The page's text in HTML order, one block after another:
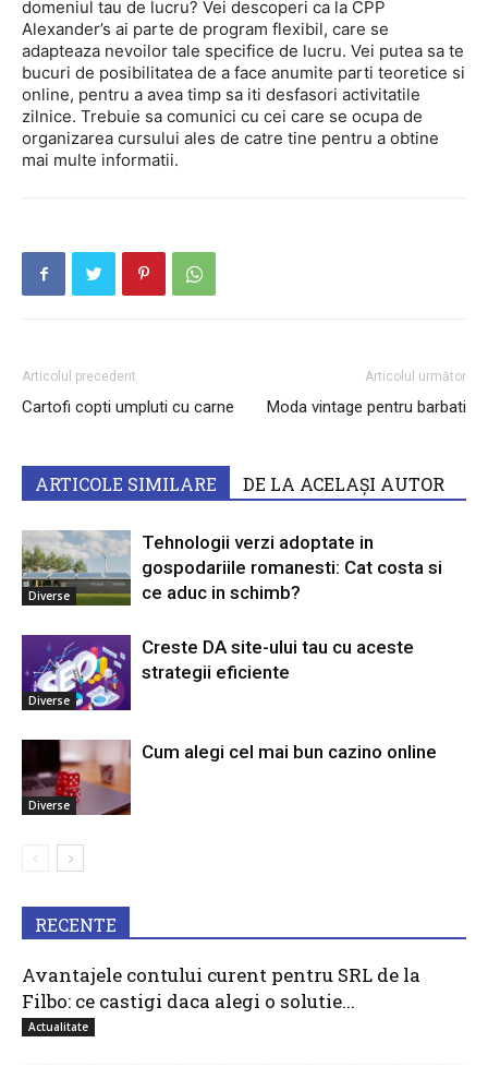
domeniul tau de lucru? Vei descoperi ca la CPP
Alexander’s ai parte de program flexibil, care se
adapteaza nevoilor tale specifice de lucru. Vei putea sa te
bucuri de posibilitatea de a face anumite parti teoretice si
online, pentru a avea timp sa iti desfasori activitatile
zilnice. Trebuie sa comunici cu cei care se ocupa de
organizarea cursului ales de catre tine pentru a obtine
mai multe informatii.
Articolul precedent
Cartofi copti umpluti cu carne
Articolul următor
Moda vintage pentru barbati
ARTICOLE SIMILARE DE LA ACELAȘI AUTOR
Diverse
Tehnologii verzi adoptate in
gospodariile romanesti: Cat costa si
ce aduc in schimb?
Diverse
Creste DA site-ului tau cu aceste
strategii eficiente
Diverse
Cum alegi cel mai bun cazino online
RECENTE
Avantajele contului curent pentru SRL de la
Filbo: ce castigi daca alegi o solutie...
Actualitate